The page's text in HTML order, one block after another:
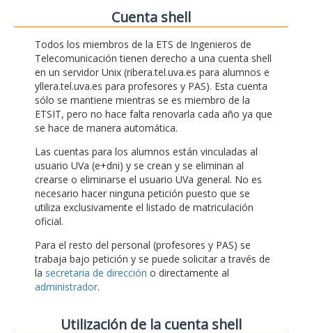
Cuenta shell
Todos los miembros de la ETS de Ingenieros de
Telecomunicación tienen derecho a una cuenta shell
en un servidor Unix (ribera.tel.uva.es para alumnos e
yllera.tel.uva.es para profesores y PAS). Esta cuenta
sólo se mantiene mientras se es miembro de la
ETSIT, pero no hace falta renovarla cada año ya que
se hace de manera automática.
Las cuentas para los alumnos están vinculadas al
usuario UVa (e+dni) y se crean y se eliminan al
crearse o eliminarse el usuario UVa general. No es
necesario hacer ninguna petición puesto que se
utiliza exclusivamente el listado de matriculación
oficial.
Para el resto del personal (profesores y PAS) se
trabaja bajo petición y se puede solicitar a través de
la secretaria de dirección o directamente al
administrador.
Utilización de la cuenta shell